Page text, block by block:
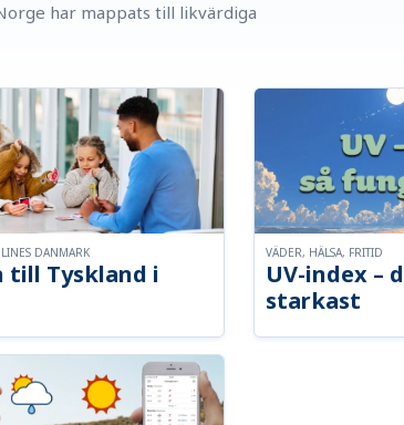
har mappats till likvärdiga
till Tyskland i
DANMARK
UV-index –
starkast
VÄDER, HÄLSA, FRITID